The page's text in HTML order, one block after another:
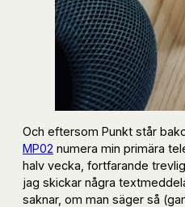
Och eftersom Punkt står
MP02 numera min primära
halv vecka, fortfarande
jag skickar några
saknar, om man säger så